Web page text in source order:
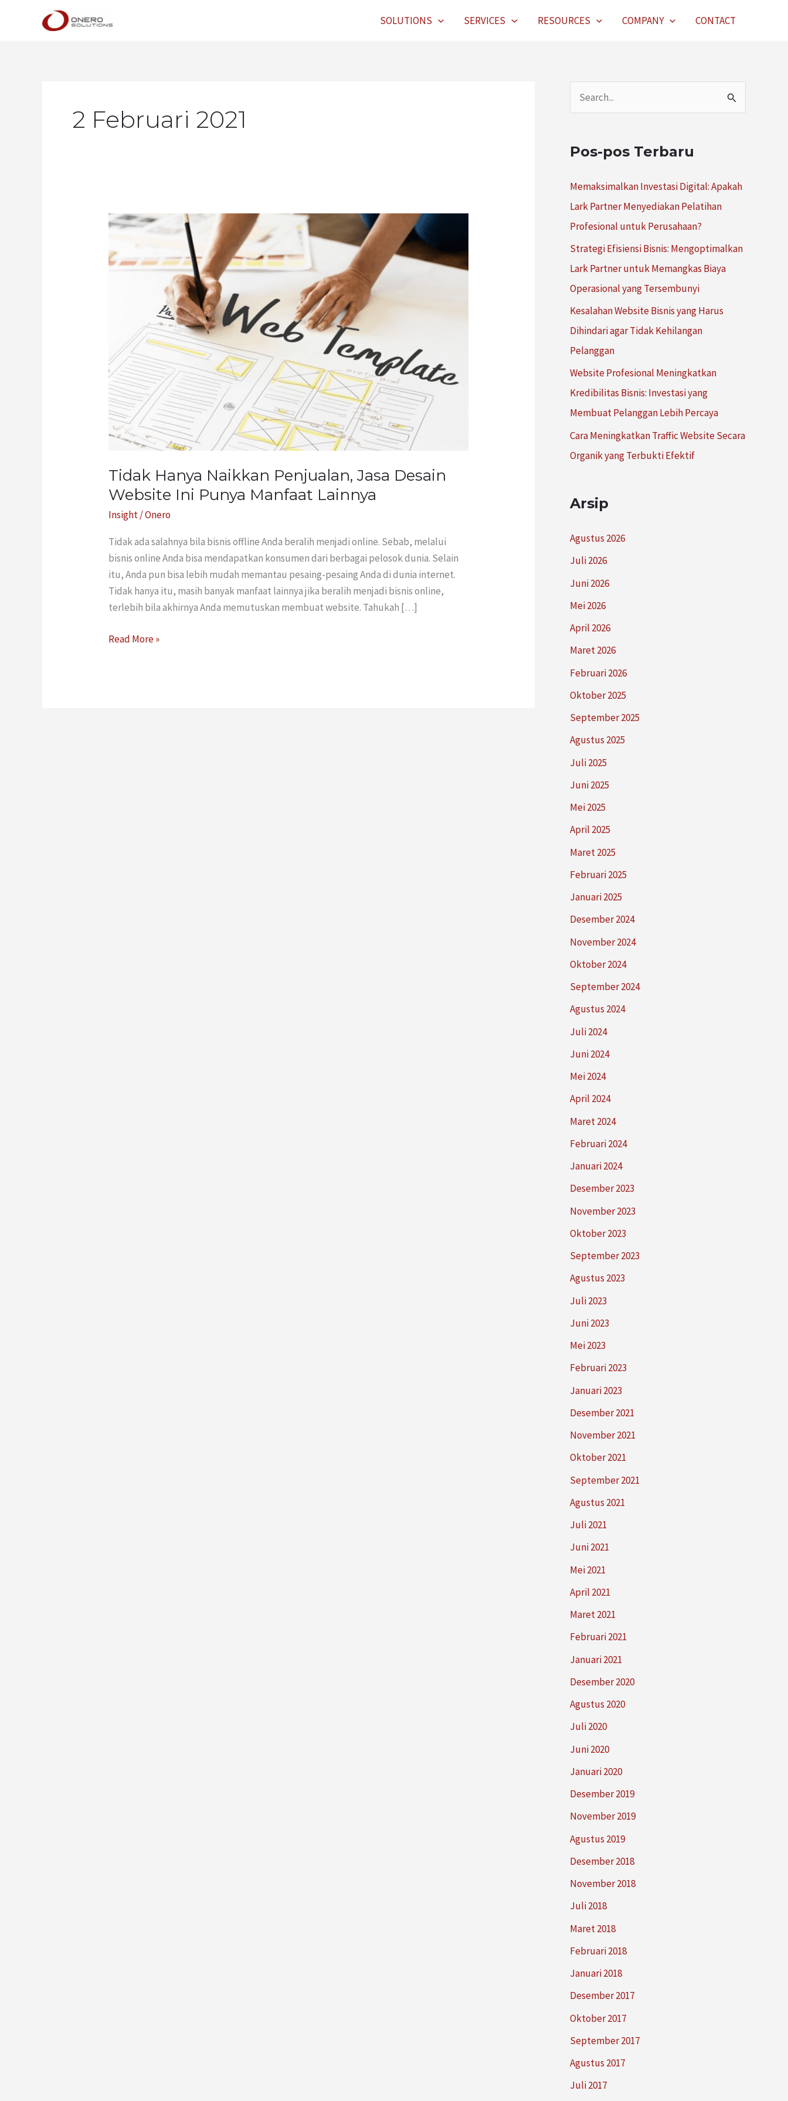
SOLUTIONS SERVICES RESOURCES COMPANY CONTACT
2 Februari 2021
Tidak Hanya Naikkan Penjualan, Jasa Desain
Website Ini Punya Manfaat Lainnya
Insight/Onero
Tidak ada salahnya bila bisnis offline Anda beralih menjadi online. Sebab, melalui
bisnis online Anda bisa mendapatkan konsumen dari berbagai pelosok dunia. Selain
itu, Anda pun bisa lebih mudah memantau pesaing-pesaing Anda di dunia internet.
Tidak hanya itu, masih banyak manfaat lainnya jika beralih menjadi bisnis online,
terlebih bila akhirnya Anda memutuskan membuat website. Tahukah […]
Tidak
Naikkan
Penjualan,
Punya
Manfaat
Lainnya
Read More »
i
u
n
t
Pos-pos Terbaru
Memaksimalkan Investasi Digital: Apakah
Lark Partner Menyediakan Pelatihan
Profesional untuk Perusahaan?
Strategi Efisiensi Bisnis: Mengoptimalkan
Lark Partner untuk Memangkas Biaya
Operasional yang Tersembunyi
Kesalahan Website Bisnis yang Harus
Dihindari agar Tidak Kehilangan
Pelanggan
Website Profesional Meningkatkan
Kredibilitas Bisnis: Investasi yang
Membuat Pelanggan Lebih Percaya
Cara Meningkatkan Traffic Website Secara
Organik yang Terbukti Efektif
Arsip
Agustus 2026
Juli 2026
Juni 2026
Mei 2026
April 2026
Maret 2026
Februari 2026
Oktober 2025
September 2025
Agustus 2025
Juli 2025
Juni 2025
Mei 2025
April 2025
Maret 2025
Februari 2025
Januari 2025
Desember 2024
November 2024
Oktober 2024
September 2024
Agustus 2024
Juli 2024
Juni 2024
Mei 2024
April 2024
Maret 2024
Februari 2024
Januari 2024
Desember 2023
November 2023
Oktober 2023
September 2023
Agustus 2023
Juli 2023
Juni 2023
Mei 2023
Februari 2023
Januari 2023
Desember 2021
November 2021
Oktober 2021
September 2021
Agustus 2021
Juli 2021
Juni 2021
Mei 2021
April 2021
Maret 2021
Februari 2021
Januari 2021
Desember 2020
Agustus 2020
Juli 2020
Juni 2020
Januari 2020
Desember 2019
November 2019
Agustus 2019
Desember 2018
November 2018
Juli 2018
Maret 2018
Februari 2018
Januari 2018
Desember 2017
Oktober 2017
September 2017
Agustus 2017
Juli 2017